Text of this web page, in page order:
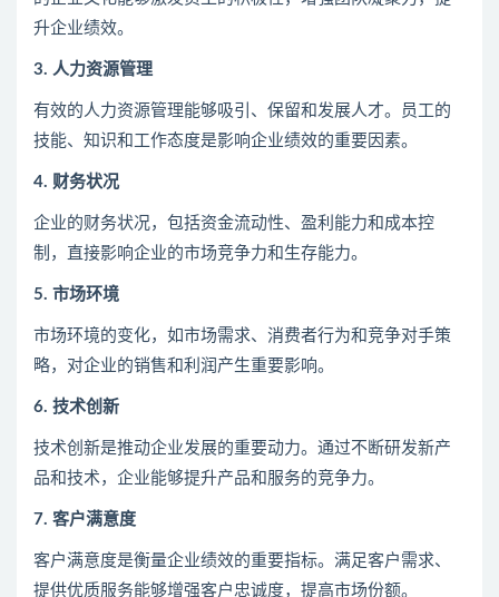
升企业绩效。
3. 人力资源管理
有效的人力资源管理能够吸引、保留和发展人才。员工的
技能、知识和工作态度是影响企业绩效的重要因素。
4. 财务状况
企业的财务状况，包括资金流动性、盈利能力和成本控
制，直接影响企业的市场竞争力和生存能力。
5. 市场环境
市场环境的变化，如市场需求、消费者行为和竞争对手策
略，对企业的销售和利润产生重要影响。
6. 技术创新
技术创新是推动企业发展的重要动力。通过不断研发新产
品和技术，企业能够提升产品和服务的竞争力。
7. 客户满意度
客户满意度是衡量企业绩效的重要指标。满足客户需求、
提供优质服务能够增强客户忠诚度，提高市场份额。